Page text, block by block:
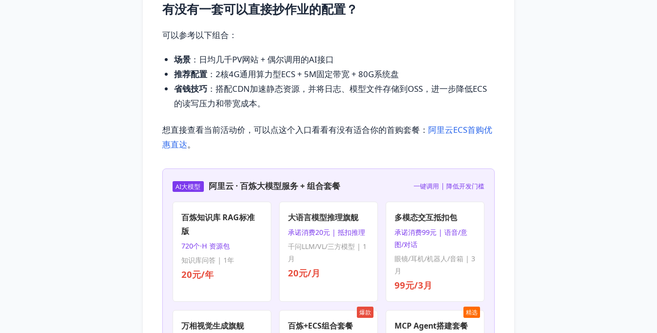
有没有一套可以直接抄作业的配置？
可以参考以下组合：
场景 ：日均几千PV网站 + 偶尔调用的AI接口
推荐配置 ：2核4G通用算力型ECS + 5M固定带宽 + 80G系统盘
省钱技巧 ：搭配CDN加速静态资源，并将日志、模型文件存储到OSS，进一步降低ECS
的读写压力和带宽成本。
想直接查看当前活动价，可以点这个入口看看有没有适合你的首购套餐： 阿里云ECS首购优
惠直达。
AI大模型 阿里云 · 百炼大模型服务 + 组合套餐 一键调用 | 降低开发门槛
百炼知识库 RAG标准
版
720个·H 资源包
知识库问答 | 1年
20元/年
大语言模型推理旗舰
承诺消费20元 | 抵扣推理
千问LLM/VL/三方模型 | 1
月
20元/月
多模态交互抵扣包
承诺消费99元 | 语音/意
图/对话
眼镜/耳机/机器人/音箱 | 3
月
99元/3月
万相视觉生成旗舰
爆款
百炼+ECS组合套餐
精选
MCP Agent搭建套餐